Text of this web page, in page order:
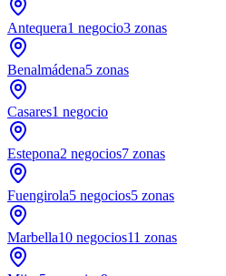
Antequera1 negocio3 zonas
Benalmádena5 zonas
Casares1 negocio
Estepona2 negocios7 zonas
Fuengirola5 negocios5 zonas
Marbella10 negocios11 zonas